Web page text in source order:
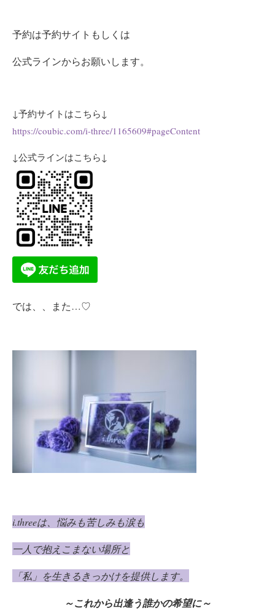
予約は予約サイトもしくは
公式ラインからお願いします。
↓予約サイトはこちら↓
https://coubic.com/i-three/1165609#pageContent
↓公式ラインはこちら↓
では、、また…♡
i.threeは、 悩みも苦しみも涙も
一人で抱えこまない場所と
「私」を生きるきっかけを提供します。
～これから出逢う誰かの希望に～